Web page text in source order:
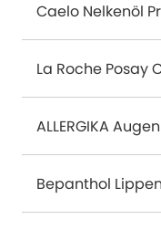
Caelo Nelkenöl
ALLERGIKA
Bepanthol